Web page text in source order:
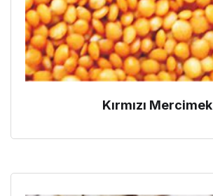
Kırmızı Mercimek